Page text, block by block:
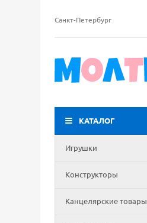
Санкт-Петербург
КАТАЛОГ
Игрушки
Конструкторы
Канцелярские товары